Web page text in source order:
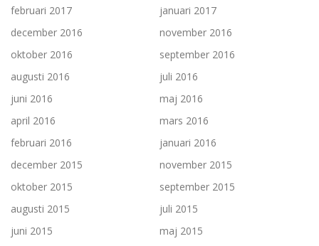
februari 2017
januari 2017
december 2016
november 2016
oktober 2016
september 2016
augusti 2016
juli 2016
juni 2016
maj 2016
april 2016
mars 2016
februari 2016
januari 2016
december 2015
november 2015
oktober 2015
september 2015
augusti 2015
juli 2015
juni 2015
maj 2015